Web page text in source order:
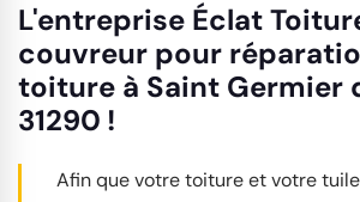
L'entreprise Éclat
couvreur pour
toiture à Saint Germier
31290 !
Afin que votre toiture et votre